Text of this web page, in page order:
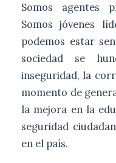
Somos agentes
Somos jóvenes
podemos estar
sociedad se
inseguridad, la
momento de
la mejora en la
seguridad
en el país.